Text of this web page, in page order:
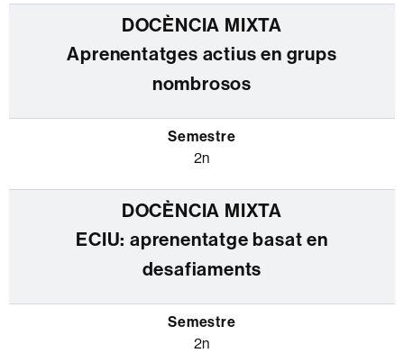
Aprenentatges actius en grups
nombrosos
2n
ECIU: aprenentatge basat en
desafiaments
2n